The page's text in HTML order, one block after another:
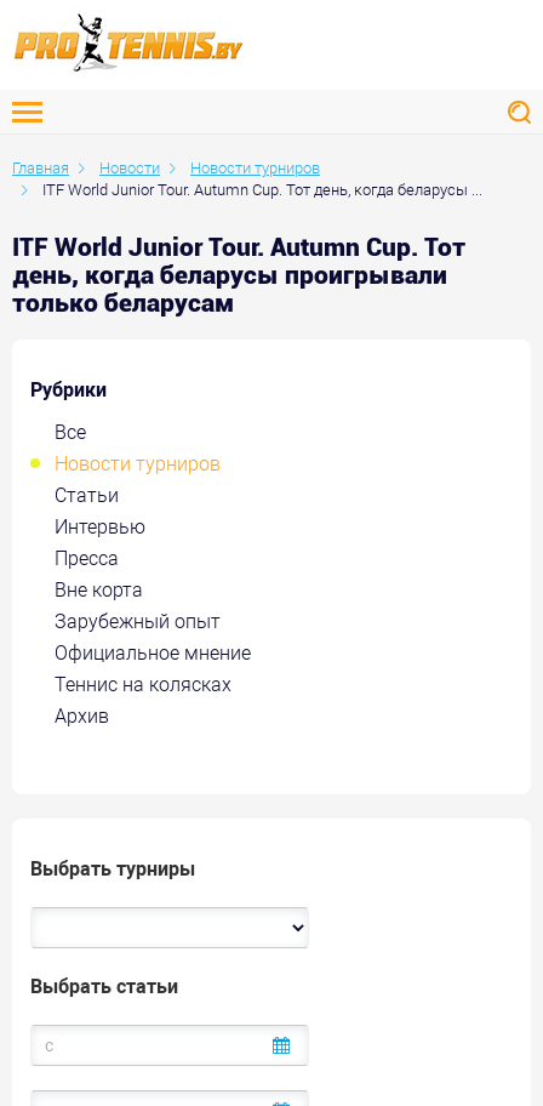
Главная Новости
Новости турниров
ITF World Junior Tour. Autumn Cup. Тот день, когда беларусы ...
ITF World Junior Tour. Autumn Cup. Тот
день, когда беларусы проигрывали
только беларусам
Рубрики
Все
Новости турниров
Статьи
Интервью
Пресса
Вне корта
Зарубежный опыт
Официальное мнение
Теннис на колясках
Архив
Выбрать турниры
Выбрать статьи